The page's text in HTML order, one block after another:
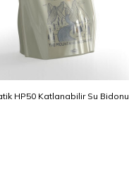
HP50 Katlanabilir Su Bidonu